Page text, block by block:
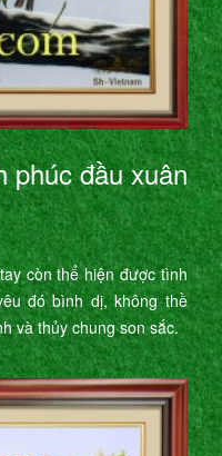
phúc đầu xuân
còn thể hiện được tình
đó bình dị, không thề
và thủy chung son sắc.